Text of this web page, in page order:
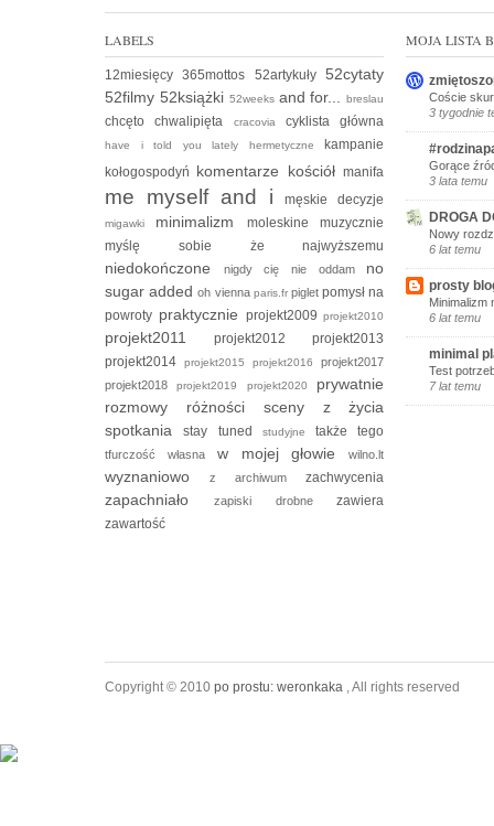
LABELS
12miesięcy365mottos 52artykuły52cytaty
52filmy 52książki 52weeks and for...breslau
chcętochwalipięta cracoviacyklistagłówna
have i told you lately hermetyczne kampanie
kołogospodyń komentarze kościółmanifa
me myself and imęskie decyzje
migawki minimalizm moleskinemuzycznie
myślę sobie żenajwyższemu
niedokończone nigdy cię nie oddam no
sugar addedoh vienna paris.fr pigletpomysł na
powroty praktycznie projekt2009projekt2010
projekt2011projekt2012projekt2013
projekt2014projekt2015projekt2016projekt2017
projekt2018projekt2019 projekt2020 prywatnie
rozmowy różności sceny z życia
spotkaniastay tuned studyjnetakże tego
tfurczość własna w mojej głowiewilno.lt
wyznaniowoz archiwumzachwycenia
zapachniało zapiski drobnezawiera
zawartość
MOJA LISTA
Coście
3 tygodnie
Gorące
3 lata temu
DROGA
Nowy
6 lat temu
prosty
Minimalizm
6 lat temu
minimal
Test
7 lat temu
Copyright © 2010 po prostu: weronkaka , All rights reserved